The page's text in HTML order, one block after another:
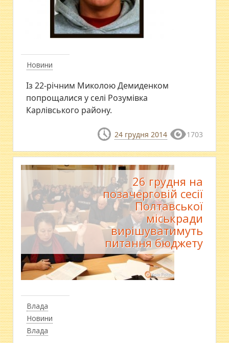
Новини
Із 22-річним Миколою Демиденком
попрощалися у селі Розумівка
Карлівського району.
24 грудня 2014 1703
Влада
Новини
Влада
26 грудня на
позачерговій сесії
Полтавської
міськради
вирішуватимуть
питання бюджету